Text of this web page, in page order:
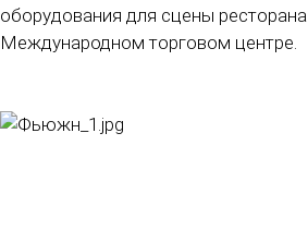
оборудования для сцены ресторана
Международном торговом центре.